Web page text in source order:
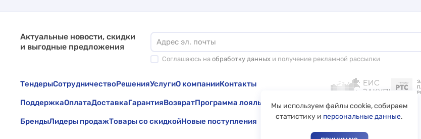
Актуальные новости, скидки
и выгодные предложения
Соглашаюсь на обработку данных и получение рекламной рассылки
ТендерыСотрудничествоРешенияУслугиО компанииКонтакты
ПоддержкаОплатаДоставкаГарантияВозвратПрограмма лояльности
БрендыЛидеры продажТовары со скидкойНовые поступления
Мы используем файлы cookie, собираем
статистику и персональные данные.